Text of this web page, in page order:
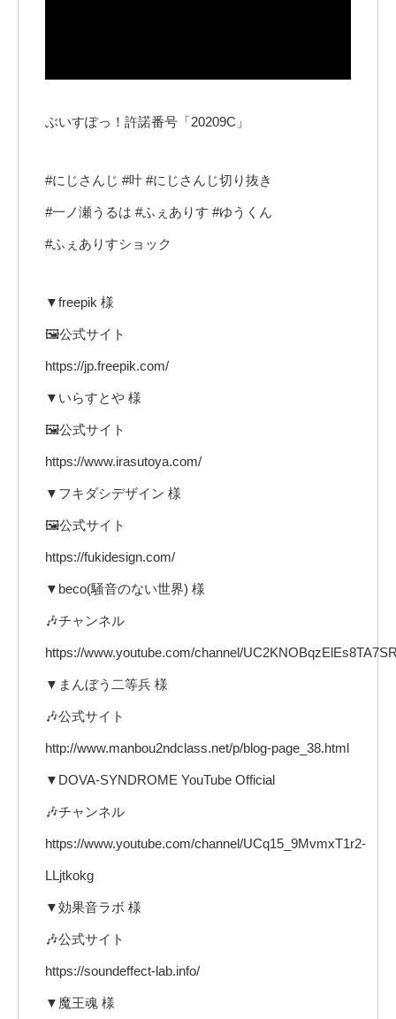
ぶいすぽっ！許諾番号「20209C」
#にじさんじ #叶 #にじさんじ切り抜き
#一ノ瀬うるは #ふぇありす #ゆうくん
#ふぇありすショック
▼freepik 様
🖼公式サイト
https://jp.freepik.com/
▼いらすとや 様
🖼公式サイト
https://www.irasutoya.com/
▼フキダシデザイン 様
🖼公式サイト
https://fukidesign.com/
▼beco(騒音のない世界) 様
🎶チャンネル
https://www.youtube.com/channel/
▼まんぼう二等兵 様
🎶公式サイト
http://www.manbou2ndclass.net/p/blog-page_38.html
▼DOVA-SYNDROME YouTube Official
🎶チャンネル
https://www.youtube.com/channel/UCq15_9MvmxT1r2-
LLjtkokg
▼効果音ラボ 様
🎶公式サイト
https://soundeffect-lab.info/
▼魔王魂 様